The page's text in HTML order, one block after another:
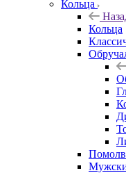
Кольца
Кольца